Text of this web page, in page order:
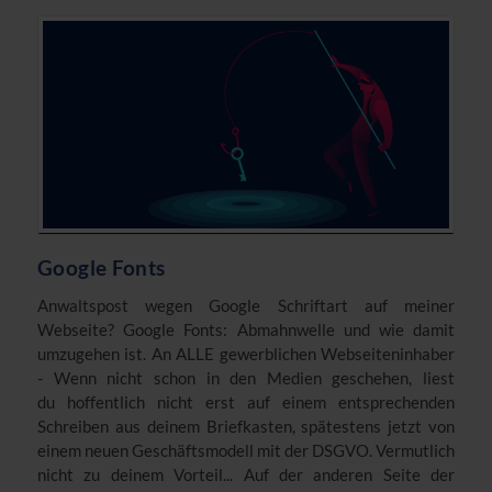
Google Fonts
Anwaltspost wegen Google Schriftart auf meiner
Webseite? Google Fonts: Abmahnwelle und wie damit
umzugehen ist. An ALLE gewerblichen Webseiteninhaber
- Wenn nicht schon in den Medien geschehen, liest
du hoffentlich nicht erst auf einem entsprechenden
Schreiben aus deinem Briefkasten, spätestens jetzt von
einem neuen Geschäftsmodell mit der DSGVO. Vermutlich
nicht zu deinem Vorteil... Auf der anderen Seite der